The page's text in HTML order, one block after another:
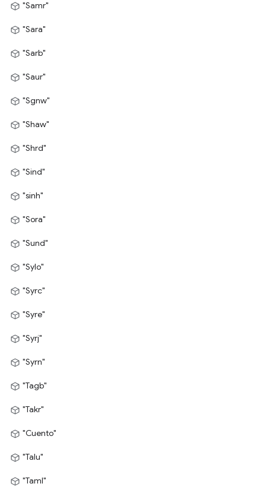
"Samr"
"Sara"
"Sarb"
"Saur"
"Sgnw"
"Shaw"
"Shrd"
"Sind"
"sinh"
"Sora"
"Sund"
"Sylo"
"Syrc"
"Syre"
"Syrj"
"Syrn"
"Tagb"
"Takr"
"Cuento"
"Talu"
"Taml"